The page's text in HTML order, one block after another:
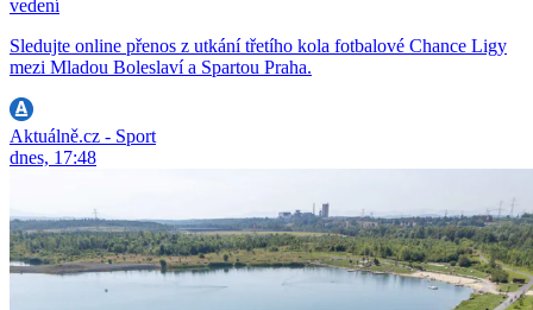
vedení
Sledujte online přenos z utkání třetího kola fotbalové Chance Ligy
mezi Mladou Boleslaví a Spartou Praha.
Aktuálně.cz - Sport
dnes, 17:48